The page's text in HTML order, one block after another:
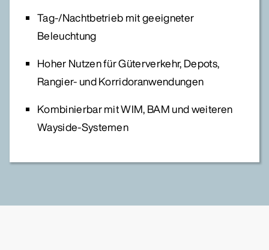
Tag-/Nachtbetrieb mit geeigneter
Beleuchtung
Hoher Nutzen für Güterverkehr, Depots,
Rangier- und Korridoranwendungen
Kombinierbar mit WIM, BAM und weiteren
Wayside-Systemen